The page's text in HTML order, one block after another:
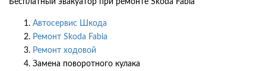
Автосервис Шкода
Ремонт Skoda Fabia
Ремонт ходовой
Замена поворотного кулака